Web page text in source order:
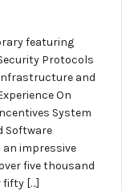
featuring
Protocols
and
On
System
Software
impressive
five thousand
fifty […]